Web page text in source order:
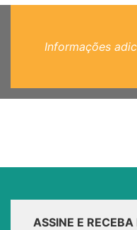
Informações
ASSINE E